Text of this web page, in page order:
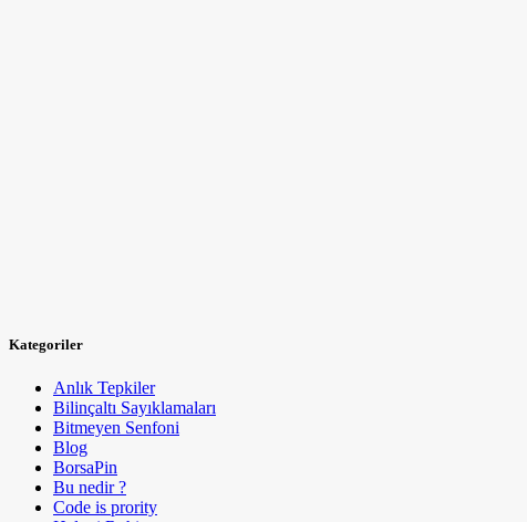
Kategoriler
Anlık Tepkiler
Bilinçaltı Sayıklamaları
Bitmeyen Senfoni
Blog
BorsaPin
Bu nedir ?
Code is prority